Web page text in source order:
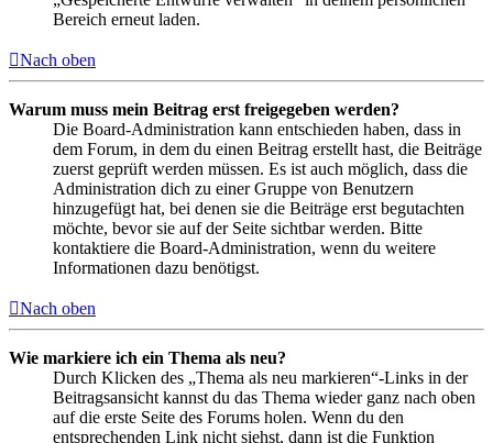
Bereich erneut laden.
Nach oben
Warum muss mein Beitrag erst freigegeben werden?
Die Board-Administration kann entschieden haben, dass in
dem Forum, in dem du einen Beitrag erstellt hast, die Beiträge
zuerst geprüft werden müssen. Es ist auch möglich, dass die
Administration dich zu einer Gruppe von Benutzern
hinzugefügt hat, bei denen sie die Beiträge erst begutachten
möchte, bevor sie auf der Seite sichtbar werden. Bitte
kontaktiere die Board-Administration, wenn du weitere
Informationen dazu benötigst.
Nach oben
Wie markiere ich ein Thema als neu?
Durch Klicken des „Thema als neu markieren“-Links in der
Beitragsansicht kannst du das Thema wieder ganz nach oben
auf die erste Seite des Forums holen. Wenn du den
entsprechenden Link nicht siehst, dann ist die Funktion